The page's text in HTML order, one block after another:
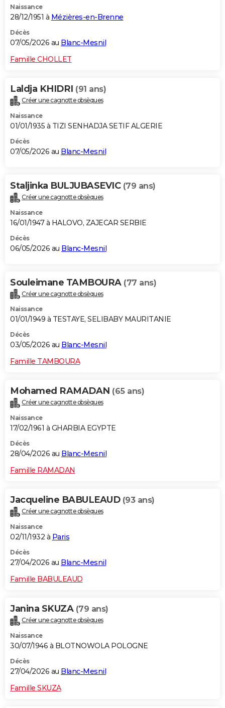
Naissance
28/12/1951 à Mézières-en-Brenne
Décès
07/05/2026 au Blanc-Mesnil
Famille CHOLLET
Laldja KHIDRI (91 ans)
Créer une cagnotte obsèques
Naissance
01/01/1935 à TIZI SENHADJA SETIF ALGERIE
Décès
07/05/2026 au Blanc-Mesnil
Staljinka BULJUBASEVIC (79 ans)
Créer une cagnotte obsèques
Naissance
16/01/1947 à HALOVO, ZAJECAR SERBIE
Décès
06/05/2026 au Blanc-Mesnil
Souleimane TAMBOURA (77 ans)
Créer une cagnotte obsèques
Naissance
01/01/1949 à TESTAYE, SELIBABY MAURITANIE
Décès
03/05/2026 au Blanc-Mesnil
Famille TAMBOURA
Mohamed RAMADAN (65 ans)
Créer une cagnotte obsèques
Naissance
17/02/1961 à GHARBIA EGYPTE
Décès
28/04/2026 au Blanc-Mesnil
Famille RAMADAN
Jacqueline BABULEAUD (93 ans)
Créer une cagnotte obsèques
Naissance
02/11/1932 à Paris
Décès
27/04/2026 au Blanc-Mesnil
Famille BABULEAUD
Janina SKUZA (79 ans)
Créer une cagnotte obsèques
Naissance
30/07/1946 à BLOTNOWOLA POLOGNE
Décès
27/04/2026 au Blanc-Mesnil
Famille SKUZA